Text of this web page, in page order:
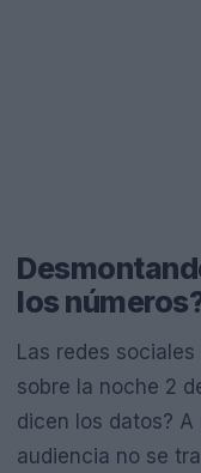
los
Las redes
sobre la noche 2
dicen los datos?
audiencia no se